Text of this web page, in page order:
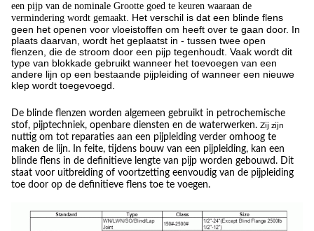
een pijp van de nominale Grootte goed te keuren waaraan de
vermindering wordt gemaakt. Het verschil is dat een blinde flens
geen het openen voor vloeistoffen om heeft over te gaan door. In
plaats daarvan, wordt het geplaatst in - tussen twee open
flenzen, die de stroom door een pijp tegenhoudt. Vaak wordt dit
type van blokkade gebruikt wanneer het toevoegen van een
andere lijn op een bestaande pijpleiding of wanneer een nieuwe
klep wordt toegevoegd.
De blinde flenzen worden algemeen gebruikt in petrochemische
stof, pijptechniek, openbare diensten en de waterwerken. Zij zijn
nuttig om tot reparaties aan een pijpleiding verder omhoog te
maken de lijn. In feite, tijdens bouw van een pijpleiding, kan een
blinde flens in de definitieve lengte van pijp worden gebouwd. Dit
staat voor uitbreiding of voortzetting eenvoudig van de pijpleiding
toe door op de definitieve flens toe te voegen.